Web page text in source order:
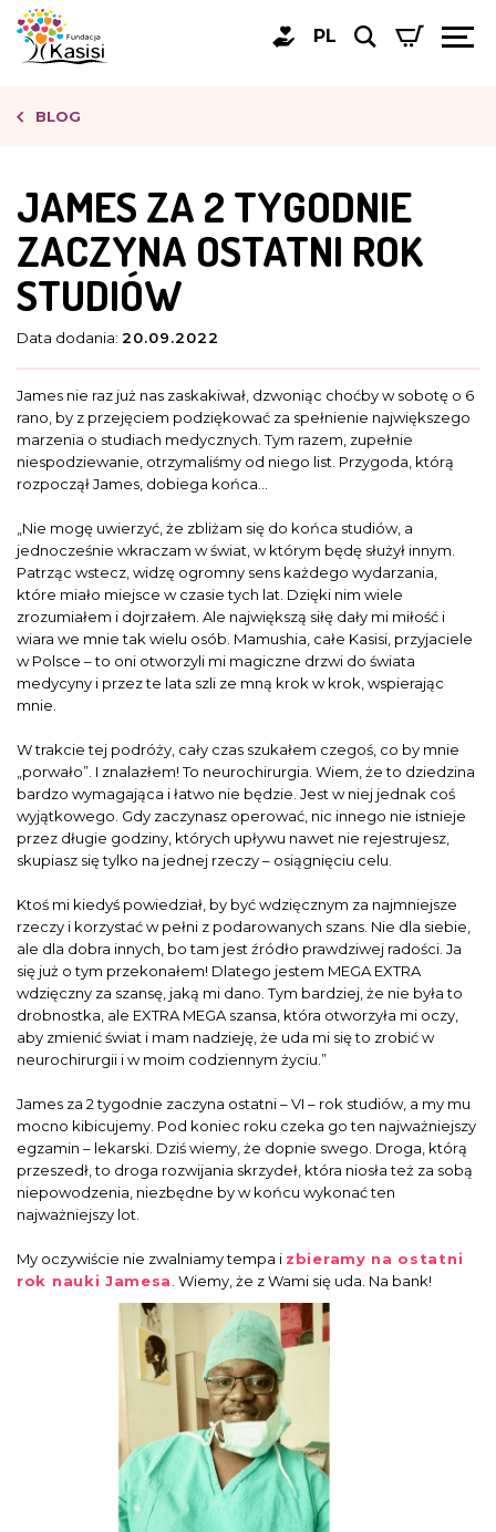
PL
BLOG
JAMES ZA 2 TYGODNIE
ZACZYNA OSTATNI ROK
STUDIÓW
Data dodania: 20.09.2022
James nie raz już nas zaskakiwał, dzwoniąc choćby w sobotę o 6
rano, by z przejęciem podziękować za spełnienie największego
marzenia o studiach medycznych. Tym razem, zupełnie
niespodziewanie, otrzymaliśmy od niego list. Przygoda, którą
rozpoczął James, dobiega końca…
„Nie mogę uwierzyć, że zbliżam się do końca studiów, a
jednocześnie wkraczam w świat, w którym będę służył innym.
Patrząc wstecz, widzę ogromny sens każdego wydarzania,
które miało miejsce w czasie tych lat. Dzięki nim wiele
zrozumiałem i dojrzałem. Ale największą siłę dały mi miłość i
wiara we mnie tak wielu osób. Mamushia, całe Kasisi, przyjaciele
w Polsce – to oni otworzyli mi magiczne drzwi do świata
medycyny i przez te lata szli ze mną krok w krok, wspierając
mnie.
W trakcie tej podróży, cały czas szukałem czegoś, co by mnie
„porwało”. I znalazłem! To neurochirurgia. Wiem, że to dziedzina
bardzo wymagająca i łatwo nie będzie. Jest w niej jednak coś
wyjątkowego. Gdy zaczynasz operować, nic innego nie istnieje
przez długie godziny, których upływu nawet nie rejestrujesz,
skupiasz się tylko na jednej rzeczy – osiągnięciu celu.
Ktoś mi kiedyś powiedział, by być wdzięcznym za najmniejsze
rzeczy i korzystać w pełni z podarowanych szans. Nie dla siebie,
ale dla dobra innych, bo tam jest źródło prawdziwej radości. Ja
się już o tym przekonałem! Dlatego jestem MEGA EXTRA
wdzięczny za szansę, jaką mi dano. Tym bardziej, że nie była to
drobnostka, ale EXTRA MEGA szansa, która otworzyła mi oczy,
aby zmienić świat i mam nadzieję, że uda mi się to zrobić w
neurochirurgii i w moim codziennym życiu.”
James za 2 tygodnie zaczyna ostatni – VI – rok studiów, a my mu
mocno kibicujemy. Pod koniec roku czeka go ten najważniejszy
egzamin – lekarski. Dziś wiemy, że dopnie swego. Droga, którą
przeszedł, to droga rozwijania skrzydeł, która niosła też za sobą
niepowodzenia, niezbędne by w końcu wykonać ten
najważniejszy lot.
My oczywiście nie zwalniamy tempa i zbieramy na ostatni
rok nauki Jamesa . Wiemy, że z Wami się uda. Na bank!